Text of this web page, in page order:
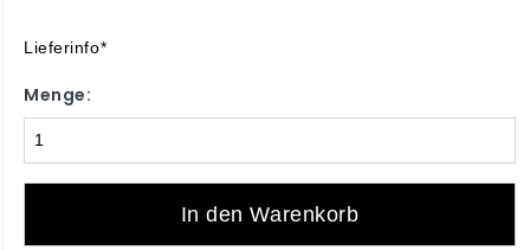
Lieferinfo*
Menge:
In den Warenkorb